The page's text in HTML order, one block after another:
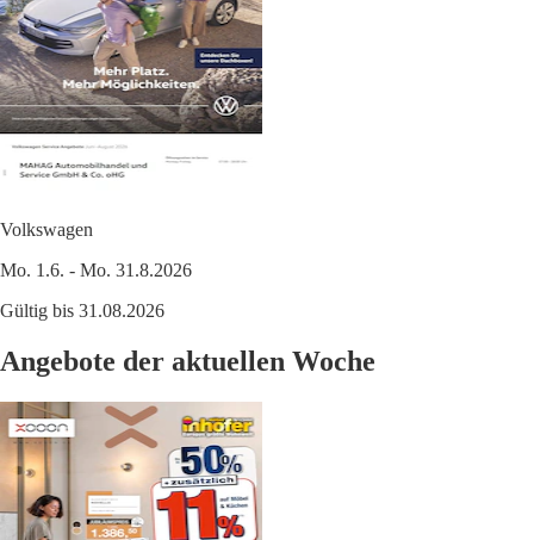
Volkswagen
Mo. 1.6. - Mo. 31.8.2026
Gültig bis 31.08.2026
Angebote der aktuellen Woche